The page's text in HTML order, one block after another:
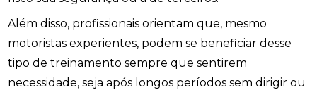
Além disso, profissionais orientam que, mesmo
motoristas experientes, podem se beneficiar desse
tipo de treinamento sempre que sentirem
necessidade, seja após longos períodos sem dirigir ou